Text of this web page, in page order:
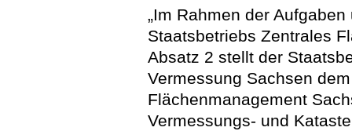
„Im Rahmen der
Staatsbetriebs Zentrales
Absatz 2 stellt der
Vermessung Sachsen
Flächenmanagement
Vermessungs- und